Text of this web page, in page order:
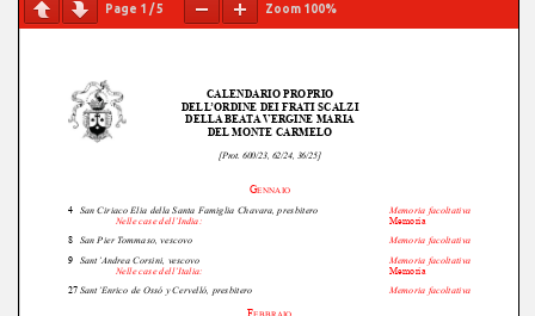
Page 1 /5 Zoom 100%